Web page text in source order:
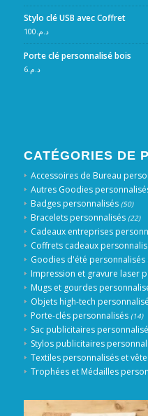
Stylo clé USB avec Coffret
د.م.100
Porte clé personnalisé bois
د.م.6
CATÉGORIES DE
Accessoires de Bureau
Autres Goodies
Badges personnalisés (50)
Bracelets personnalisés (22)
Cadeaux entreprises
Coffrets cadeaux
Goodies d'été personnalisés
Impression et gravure laser
Mugs et gourdes
Objets high-tech
Porte-clés personnalisés (14)
Sac publicitaires
Stylos publicitaires
Textiles personnalisés et
Trophées et Médailles